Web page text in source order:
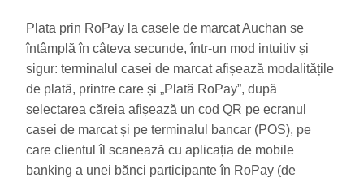
Plata prin RoPay la casele de marcat Auchan se
întâmplă în câteva secunde, într-un mod intuitiv și
sigur: terminalul casei de marcat afișează modalitățile
de plată, printre care și „Plată RoPay”, după
selectarea căreia afișează un cod QR pe ecranul
casei de marcat și pe terminalul bancar (POS), pe
care clientul îl scanează cu aplicația de mobile
banking a unei bănci participante în RoPay (de